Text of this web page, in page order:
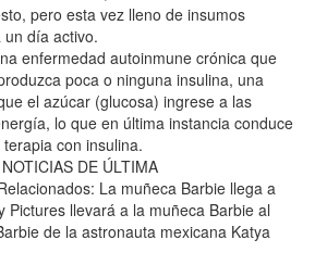
pero esta vez lleno de insumos
un día activo.
enfermedad autoinmune crónica que
poca o ninguna insulina, una
el azúcar (glucosa) ingrese a las
lo que en última instancia conduce
con insulina.
DE ÚLTIMA
La muñeca Barbie llega a
Pictures llevará a la muñeca Barbie al
de la astronauta mexicana Katya